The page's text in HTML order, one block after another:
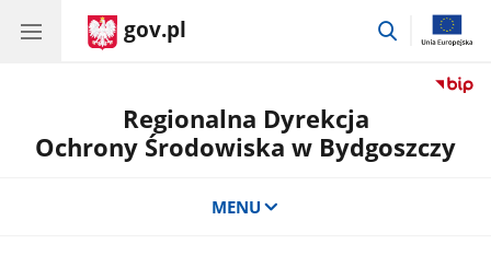
gov.pl
przejdź
Regionalna Dyrekcja
Ochrony Środowiska w Bydgoszczy
MENU